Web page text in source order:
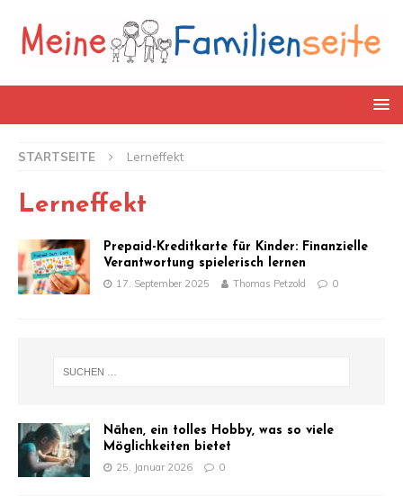
STARTSEITE Lerneffekt
Lerneffekt
Prepaid-Kreditkarte für Kinder: Finanzielle
Verantwortung spielerisch lernen
17. September 2025 Thomas Petzold 0
Nähen, ein tolles Hobby, was so viele
Möglichkeiten bietet
25. Januar 2026 0